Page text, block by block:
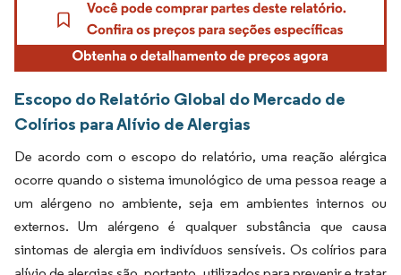
Escopo do Relatório Global do Mercado de
Colírios para Alívio de Alergias
De acordo com o escopo do relatório, uma reação alérgica
ocorre quando o sistema imunológico de uma pessoa reage a
um alérgeno no ambiente, seja em ambientes internos ou
externos. Um alérgeno é qualquer substância que causa
sintomas de alergia em indivíduos sensíveis. Os colírios para